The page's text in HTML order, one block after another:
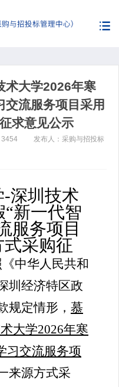
术大学2026年寒
交流服务项目采用
求意见公示
3454
发布人：采购与招投标
深圳技术
“新一代智
服务项目
采购征
中华人民共和
圳经济特区政
规定情形， 慕
大学2026年寒
习交流服务项
来源方式采